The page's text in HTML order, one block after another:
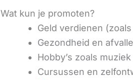
Wat kun je promoten?
Geld verdienen
Gezondheid en
Hobby’s zoals
Cursussen en